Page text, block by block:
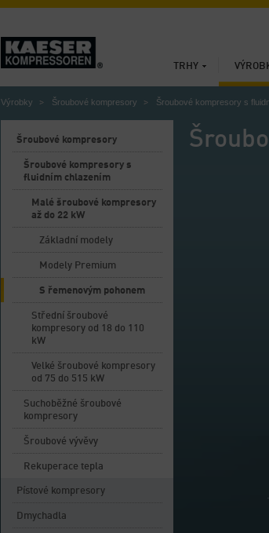
TRHY
Výrobky Šroubové kompresory Šroubové kompresory s
Šroubové kompresory
Šroubové kompresory s
fluidním chlazením
Malé šroubové kompresory
až do 22 kW
Základní modely
Modely Premium
S řemenovým pohonem
Střední šroubové
kompresory od 18 do 110
kW
Velké šroubové kompresory
od 75 do 515 kW
Suchoběžné šroubové
kompresory
Šroubové vývěvy
Rekuperace tepla
Pístové kompresory
Dmychadla